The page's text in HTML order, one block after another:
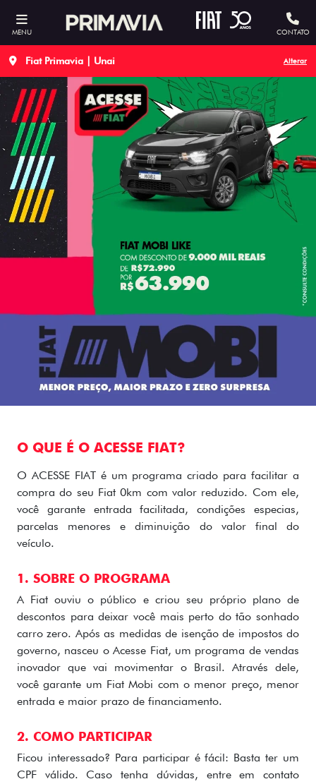
MENU CONTATO
Fiat Primavia | Unai Alterar
O QUE É O ACESSE FIAT?
O ACESSE FIAT é um programa criado para facilitar a
compra do seu Fiat 0km com valor reduzido. Com ele,
você garante entrada facilitada, condições especias,
parcelas menores e diminuição do valor final do
veículo.
1. SOBRE O PROGRAMA
A Fiat ouviu o público e criou seu próprio plano de
descontos para deixar você mais perto do tão sonhado
carro zero. Após as medidas de isenção de impostos do
governo, nasceu o Acesse Fiat, um programa de vendas
inovador que vai movimentar o Brasil. Através dele,
você garante um Fiat Mobi com o menor preço, menor
entrada e maior prazo de financiamento.
2. COMO PARTICIPAR
Ficou interessado? Para participar é fácil: Basta ter um
CPF válido. Caso tenha dúvidas, entre em contato